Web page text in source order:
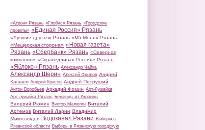
«Атрон» Рязань «Глобус» Рязань «Городские
проекты» «Единая Россия» Рязань
«Лучшие друзья» Рязань «М5 Молл» Рязань
«Мещерская сторона» «Новая газета»
Рязань «Сбербанк» Рязань «Северная
компания» «Справедливая Россия» Рязань
«Яблоко» Рязань Александр Чайка
Александр Шерин Алексей Фролов Андрей
Кашаев Андрей Красов Андрей Петруцкий
Антон Воробьев Аркадий Фомин Арт-Лужайка
Арт-лужайка Рязань Беженцы из Украины
Валерий Рюмин Виктор Малюгин Виталий
Артемов Виталий Ларин Владимир
Мимоглядов Водоканал Рязани Выборы в
Рязанской области Выборы в Рязанскую городскую